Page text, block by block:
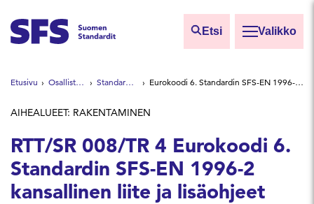
Etsi Valikko
Etsi sivuilta
Hae hakutermillä
Etusivu Osallistu ja vaikuta Standardointiryhmät Eurokoodi 6. Standardin SFS-EN 1996-2 kansallinen liite ja lisäohjeet
AIHEALUEET: RAKENTAMINEN
RTT/SR 008/TR 4 Eurokoodi 6.
Standardin SFS-EN 1996-2
kansallinen liite ja lisäohjeet